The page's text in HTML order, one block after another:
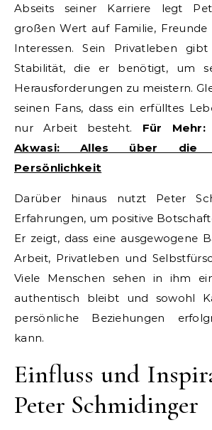
Abseits seiner Karriere legt
großen Wert auf Familie,
Interessen. Sein Privatleben
Stabilität, die er benötigt, um
Herausforderungen zu meistern.
seinen Fans, dass ein erfülltes
nur Arbeit besteht. Für Mehr:
Akwasi: Alles über die
Persönlichkeit
Darüber hinaus nutzt Peter
Erfahrungen, um positive
Er zeigt, dass eine ausgewogene
Arbeit, Privatleben und
Viele Menschen sehen in ihm
authentisch bleibt und sowohl
persönliche Beziehungen
kann.
Einfluss und
Peter Schmidinger